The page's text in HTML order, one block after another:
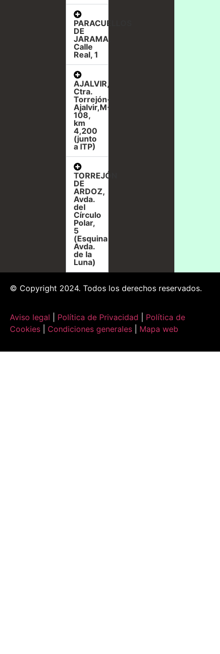
PARACUELLOS
DE
JARAMA,
Calle
Real, 1
AJALVIR,
Ctra.
Torrejón-
Ajalvir,M-
108,
km
4,200
(junto
a ITP)
TORREJÓN
DE
ARDOZ,
Avda.
del
Círculo
Polar,
5
(Esquina
Avda.
de la
Luna)
© Copyright 2024. Todos los derechos reservados.
Aviso legal Política de Privacidad
Política de
Cookies
Condiciones generales Mapa web